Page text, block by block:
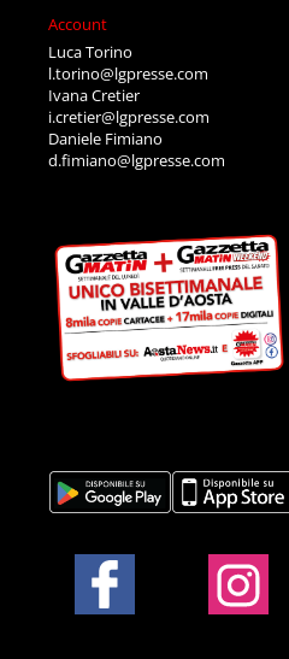
Account
Luca Torino
l.torino@lgpresse.com
Ivana Cretier
i.cretier@lgpresse.com
Daniele Fimiano
d.fimiano@lgpresse.com